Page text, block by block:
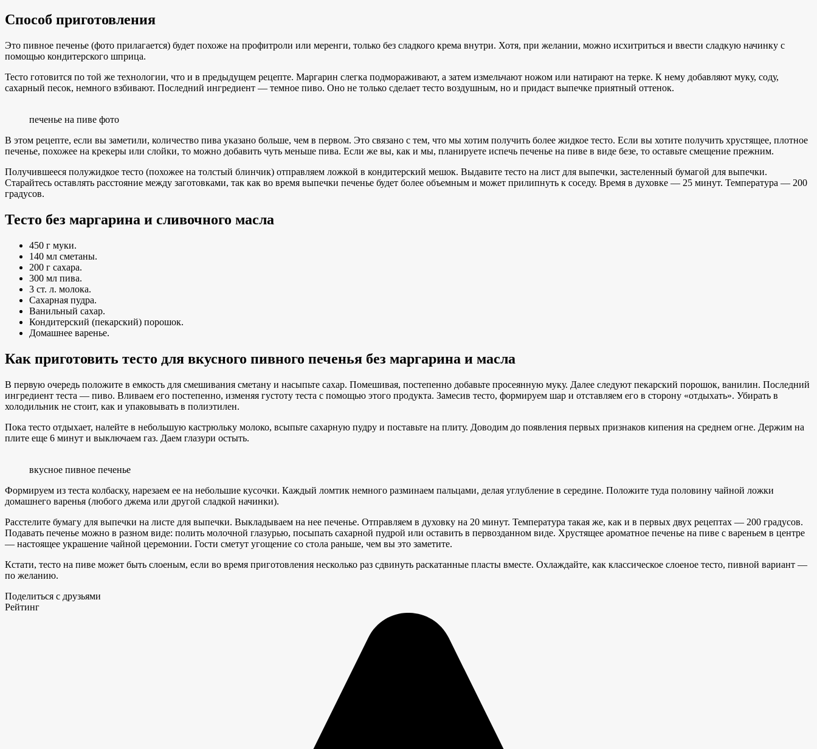
Способ приготовления
Это пивное печенье (фото прилагается) будет похоже на профитроли или меренги, только без сладкого крема внутри. Хотя, при желании, можно исхитриться и ввести сладкую начинку с
помощью кондитерского шприца.
Тесто готовится по той же технологии, что и в предыдущем рецепте. Маргарин слегка подмораживают, а затем измельчают ножом или натирают на терке. К нему добавляют муку, соду,
сахарный песок, немного взбивают. Последний ингредиент — темное пиво. Оно не только сделает тесто воздушным, но и придаст выпечке приятный оттенок.
печенье на пиве фото
В этом рецепте, если вы заметили, количество пива указано больше, чем в первом. Это связано с тем, что мы хотим получить более жидкое тесто. Если вы хотите получить хрустящее, плотное
печенье, похожее на крекеры или слойки, то можно добавить чуть меньше пива. Если же вы, как и мы, планируете испечь печенье на пиве в виде безе, то оставьте смещение прежним.
Получившееся полужидкое тесто (похожее на толстый блинчик) отправляем ложкой в кондитерский мешок. Выдавите тесто на лист для выпечки, застеленный бумагой для выпечки.
Старайтесь оставлять расстояние между заготовками, так как во время выпечки печенье будет более объемным и может прилипнуть к соседу. Время в духовке — 25 минут. Температура — 200
градусов.
Тесто без маргарина и сливочного масла
450 г муки.
140 мл сметаны.
200 г сахара.
300 мл пива.
3 ст. л. молока.
Сахарная пудра.
Ванильный сахар.
Кондитерский (пекарский) порошок.
Домашнее варенье.
Как приготовить тесто для вкусного пивного печенья без маргарина и масла
В первую очередь положите в емкость для смешивания сметану и насыпьте сахар. Помешивая, постепенно добавьте просеянную муку. Далее следуют пекарский порошок, ванилин. Последний
ингредиент теста — пиво. Вливаем его постепенно, изменяя густоту теста с помощью этого продукта. Замесив тесто, формируем шар и отставляем его в сторону «отдыхать». Убирать в
холодильник не стоит, как и упаковывать в полиэтилен.
Пока тесто отдыхает, налейте в небольшую кастрюльку молоко, всыпьте сахарную пудру и поставьте на плиту. Доводим до появления первых признаков кипения на среднем огне. Держим на
плите еще 6 минут и выключаем газ. Даем глазури остыть.
вкусное пивное печенье
Формируем из теста колбаску, нарезаем ее на небольшие кусочки. Каждый ломтик немного разминаем пальцами, делая углубление в середине. Положите туда половину чайной ложки
домашнего варенья (любого джема или другой сладкой начинки).
Расстелите бумагу для выпечки на листе для выпечки. Выкладываем на нее печенье. Отправляем в духовку на 20 минут. Температура такая же, как и в первых двух рецептах — 200 градусов.
Подавать печенье можно в разном виде: полить молочной глазурью, посыпать сахарной пудрой или оставить в первозданном виде. Хрустящее ароматное печенье на пиве с вареньем в центре
— настоящее украшение чайной церемонии. Гости сметут угощение со стола раньше, чем вы это заметите.
Кстати, тесто на пиве может быть слоеным, если во время приготовления несколько раз сдвинуть раскатанные пласты вместе. Охлаждайте, как классическое слоеное тесто, пивной вариант —
по желанию.
Поделиться с друзьями
Рейтинг